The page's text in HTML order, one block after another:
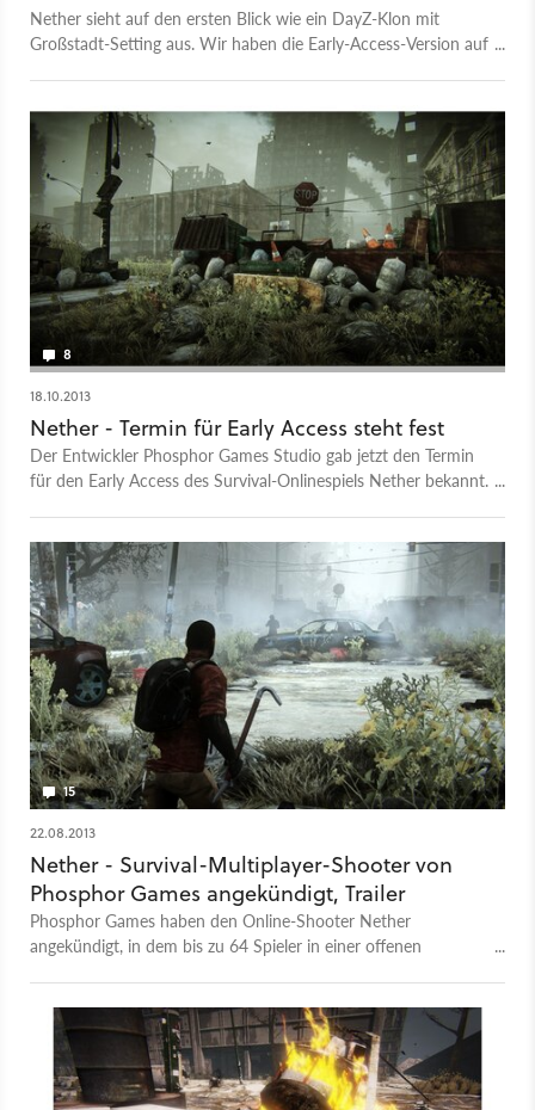
Nether sieht auf den ersten Blick wie ein DayZ-Klon mit
Großstadt-Setting aus. Wir haben die Early-Access-Version auf
überzeugen kann.
8
18.10.2013
Nether - Termin für Early Access steht fest
Der Entwickler Phosphor Games Studio gab jetzt den Termin
für den Early Access des Survival-Onlinespiels Nether bekannt.
15
22.08.2013
Nether - Survival-Multiplayer-Shooter von
Phosphor Games angekündigt, Trailer
Phosphor Games haben den Online-Shooter Nether
angekündigt, in dem bis zu 64 Spieler in einer offenen